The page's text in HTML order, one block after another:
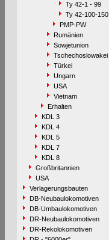
Ty 42-1 - 99
Ty 42-100-150
PMP-PW
Rumänien
Sowjetunion
Tschechoslowakei
Türkei
Ungarn
USA
Vietnam
Erhalten
KDL 3
KDL 4
KDL 5
KDL 7
KDL 8
Großbritannien
USA
Verlagerungsbauten
DB-Neubaulokomotiven
DB-Umbaulokomotiven
DR-Neubaulokomotiven
DR-Rekolokomotiven